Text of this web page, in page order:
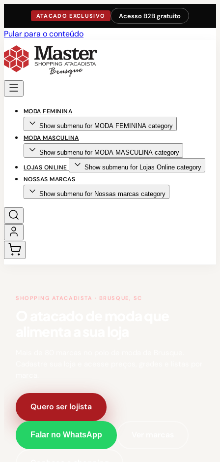
ATACADO EXCLUSIVO Acesso B2B gratuito
Pular para o conteúdo
MODA FEMININA
Show submenu for MODA FEMININA category
MODA MASCULINA
Show submenu for MODA MASCULINA category
LOJAS ONLINE Show submenu for Lojas Online category
NOSSAS MARCAS
Show submenu for Nossas marcas category
SHOPPING ATACADISTA · BRUSQUE, SC
Quero ser lojista
Falar no WhatsApp